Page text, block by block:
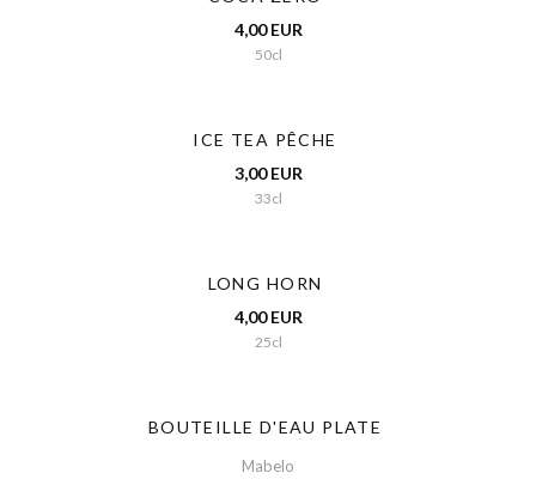
4,00 EUR
50cl
ICE TEA PÊCHE
3,00 EUR
33cl
LONG HORN
4,00 EUR
25cl
BOUTEILLE D'EAU PLATE
Mabelo